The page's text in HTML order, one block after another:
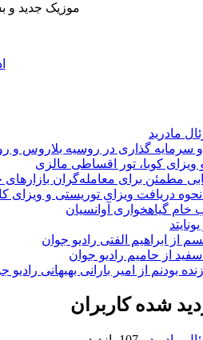
موزیک جدید و
مادرید
گذاری در روسیه بلاروس و
ویزای کوبا، تور اقساطی مالزی
مطمئن برای معامله‌گران بازارهای
دریافت ویزای توریستی و ویزای
خام گیاهخواری آوانسیان
از ابراهیم الفتی رادیو جوان
سفید از حامیم رادیو جوان
بودنم از امیر بارانی بهبهانی رادیو
شده کاربران